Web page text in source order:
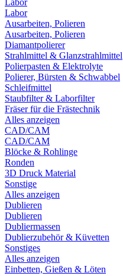
Labor
Labor
Ausarbeiten, Polieren
Ausarbeiten, Polieren
Diamantpolierer
Strahlmittel & Glanzstrahlmittel
Polierpasten & Elektrolyte
Polierer, Bürsten & Schwabbel
Schleifmittel
Staubfilter & Laborfilter
Fräser für die Frästechnik
Alles anzeigen
CAD/CAM
CAD/CAM
Blöcke & Rohlinge
Ronden
3D Druck Material
Sonstige
Alles anzeigen
Dublieren
Dublieren
Dubliermassen
Dublierzubehör & Küvetten
Sonstiges
Alles anzeigen
Einbetten, Gießen & Löten